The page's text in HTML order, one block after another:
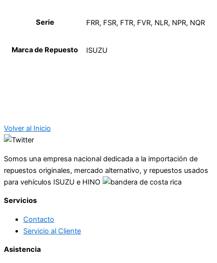
Serie FRR, FSR, FTR, FVR, NLR, NPR, NQR
Marca de Repuesto ISUZU
Volver al Inicio
Somos una empresa nacional dedicada a la importación de
repuestos originales, mercado alternativo, y repuestos usados
para vehículos ISUZU e HINO
Servicios
Contacto
Servicio al Cliente
Asistencia